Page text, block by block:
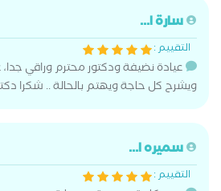
سارة ا...
التقييم :
عيادة نضيفة ودكتور محترم وراقي
ويشرح كل حاجة ويهتم بالحالة .. شكرا
سميره ا...
التقييم :